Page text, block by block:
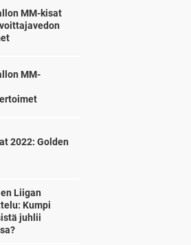
MM-kisat
MM-
2022: Golden
Liigan
Kumpi
juhlii